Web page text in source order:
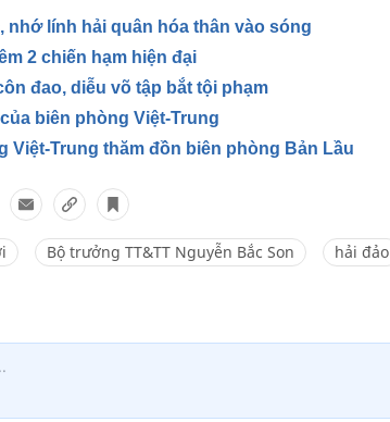
nhớ lính hải quân hóa thân vào sóng
2 chiến hạm hiện đại
đao, diễu võ tập bắt tội phạm
biên phòng Việt-Trung
Việt-Trung thăm đồn biên phòng Bản Lầu
Bộ trưởng TT&TT Nguyễn Bắc Son hải đảo